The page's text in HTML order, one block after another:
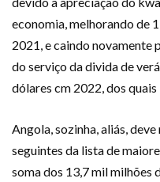
economia, melhorando de
2021, e caindo novamente
do serviço da divida de
dólares cm 2022, dos
Angola, sozinha, aliás,
seguintes da lista de
soma dos 13,7 mil milhões